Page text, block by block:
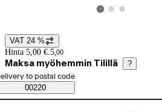
View product image 1
View product image 2
View product image 3
Price details
VAT 24 %
Hinta 5,00 €. 5,00
Maksa myöhemmin Tilillä ?
Saatavuustiedot
order method
to postal code
00220